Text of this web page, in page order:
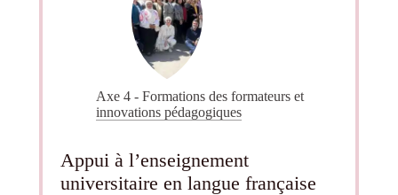
Axe 4 - Formations des formateurs et
innovations pédagogiques
Appui à l’enseignement
universitaire en langue française